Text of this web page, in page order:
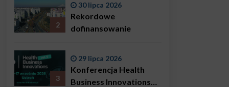
Bączkowski, mówi
wprost: problemem są
2
30 lipca 2026
Rekordowe
dofinansowanie
3
29 lipca 2026
Konferencja Health
Business Innovations